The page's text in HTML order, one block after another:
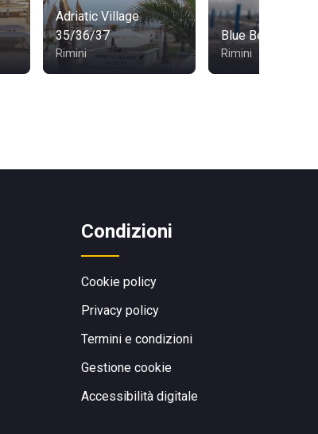
Adriatic Village
35/36/37
Rimini
Blue Beach
Rimini
Condizioni
Cookie policy
Privacy policy
Termini e condizioni
Gestione cookie
Accessibilità digitale